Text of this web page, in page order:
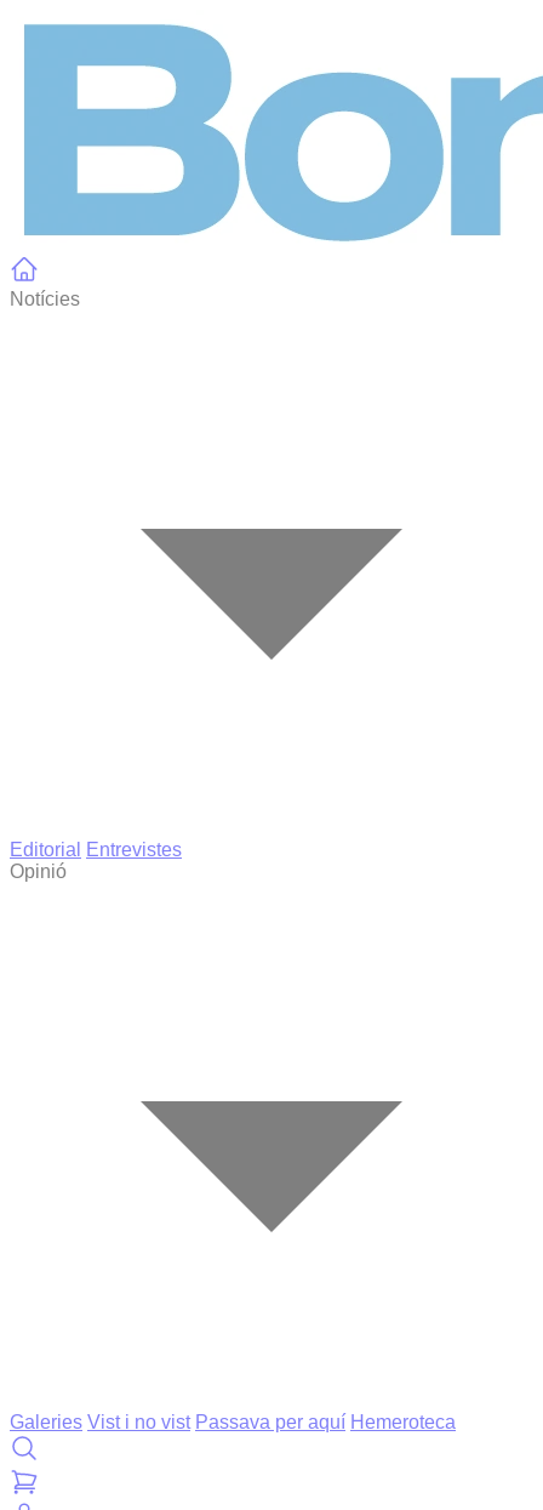
Notícies
Editorial
Entrevistes
Opinió
Galeries Vist i no vist Passava per aquí Hemeroteca